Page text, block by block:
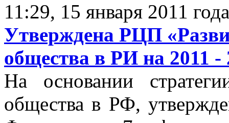
11:29, 15 января 2011 года
Утверждена РЦП
общества в РИ на 2011 -
На основании
общества в РФ,